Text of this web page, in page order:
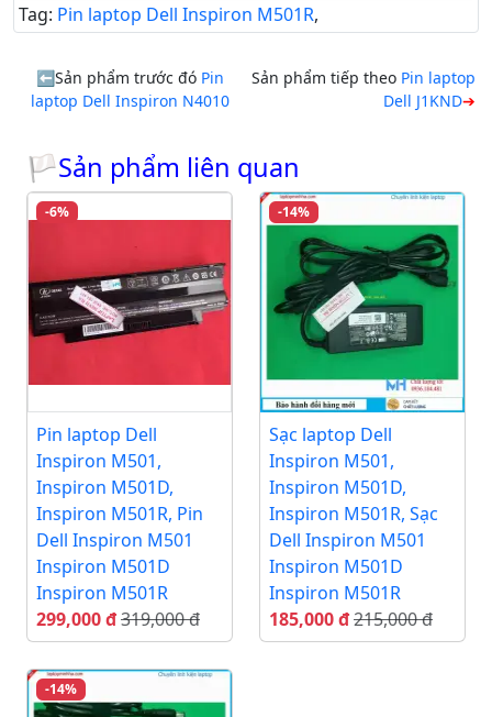
Tag: Pin laptop Dell Inspiron M501R,
Sản phẩm trước đó Pin
laptop Dell Inspiron N4010
Sản phẩm tiếp theo Pin laptop
Dell J1KND
🏳Sản phẩm liên quan
-6%
Pin laptop Dell
Inspiron M501,
Inspiron M501D,
Inspiron M501R, Pin
Dell Inspiron M501
Inspiron M501D
Inspiron M501R
299,000 đ319,000 đ
-14%
Sạc laptop Dell
Inspiron M501,
Inspiron M501D,
Inspiron M501R, Sạc
Dell Inspiron M501
Inspiron M501D
Inspiron M501R
185,000 đ215,000 đ
-14%